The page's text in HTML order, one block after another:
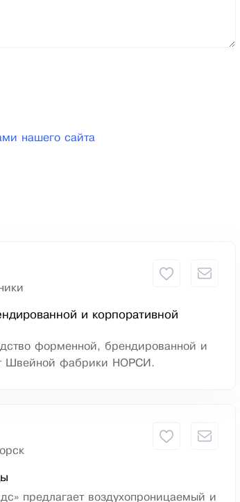
нашего сайта
и корпоративной
форменной, брендированной и
Швейной фабрики НОРСИ.
предлагает воздухопроницаемый и